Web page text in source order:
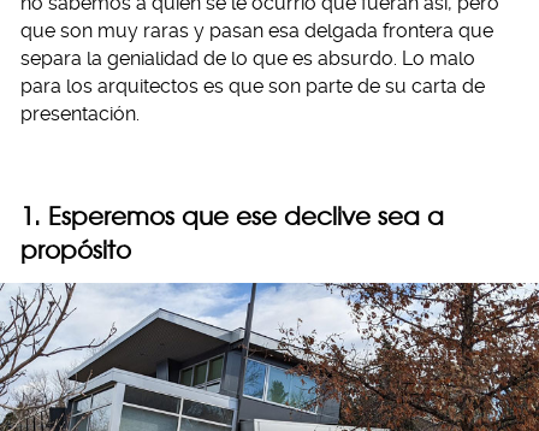
que son muy raras y pasan esa delgada frontera que
separa la genialidad de lo que es absurdo. Lo malo
para los arquitectos es que son parte de su carta de
presentación.
1. Esperemos que ese declive sea a
propósito